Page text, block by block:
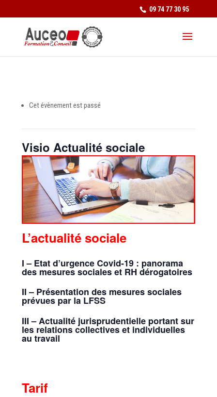
09 74 77 30 95
Cet évènement est passé
Visio Actualité sociale
L’actualité sociale
I – Etat d’urgence Covid-19 : panorama
des mesures sociales et RH dérogatoires
II – Présentation des mesures sociales
prévues par la LFSS
III – Actualité jurisprudentielle portant sur
les relations collectives et individuelles
au travail
Tarif